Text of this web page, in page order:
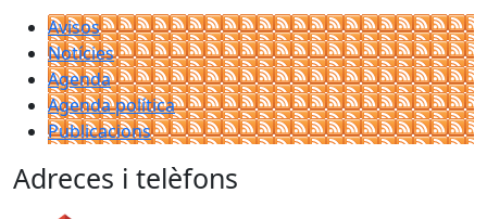
Avisos
Notícies
Agenda
Agenda política
Publicacions
Adreces i telèfons